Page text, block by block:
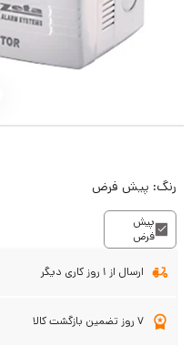
رنگ: پیش فرض
پیش
فرض
ارسال از 1 روز کاری دیگر
7 روز تضمین بازگشت کالا